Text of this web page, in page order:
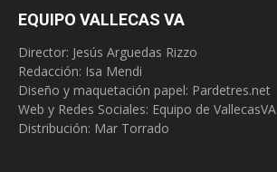
EQUIPO VALLECAS VA
Director: Jesús Arguedas Rizzo
Redacción: Isa Mendi
Diseño y maquetación papel: Pardetres.net
Web y Redes Sociales: Equipo de VallecasVA
Distribución: Mar Torrado